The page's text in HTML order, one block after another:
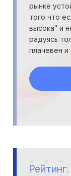
рынке
того что
высока" и
радуясь
плачевен
выделяю в
Рейтинг: